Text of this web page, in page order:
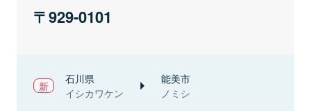
929-0101
石川県
イシカワケン
能美市
ノミシ